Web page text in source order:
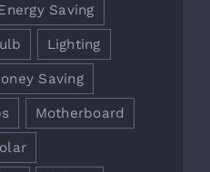
Saving
Lighting
Saving
Motherboard